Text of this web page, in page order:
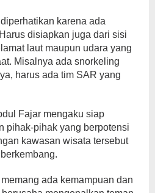
karena ada
disiapkan juga dari sisi
laut maupun udara yang
Misalnya ada snorkeling
harus ada tim SAR yang
Fajar mengaku siap
pihak-pihak yang berpotensi
kawasan wisata tersebut
ada kemampuan dan